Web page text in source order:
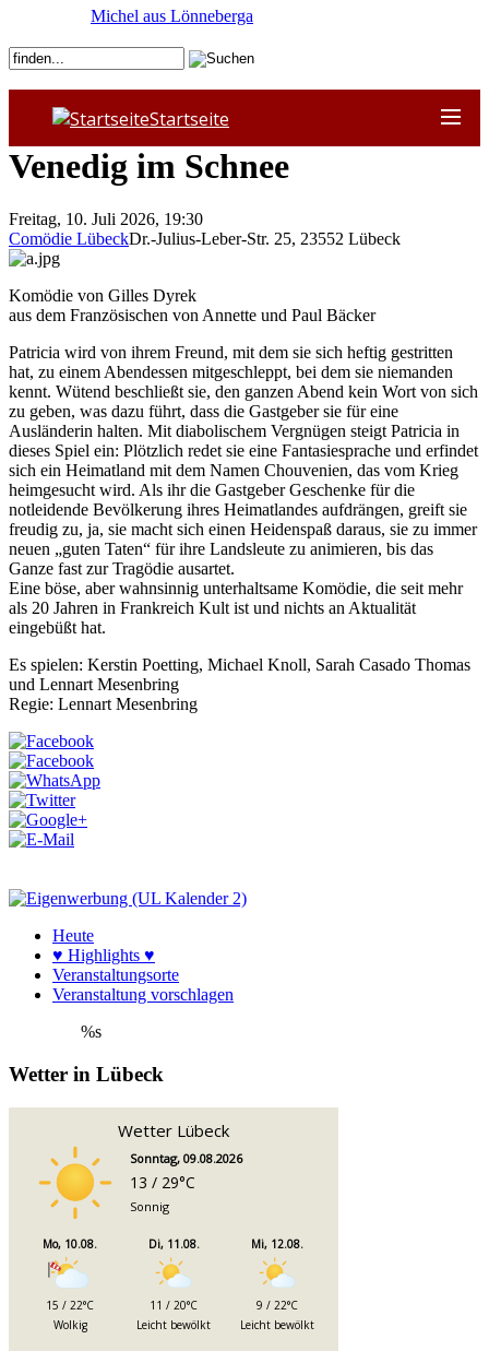
Startseite
Venedig im Schnee
Freitag, 10. Juli 2026, 19:30
Comödie LübeckDr.-Julius-Leber-Str. 25, 23552 Lübeck
Komödie von Gilles Dyrek
aus dem Französischen von Annette und Paul Bäcker
Patricia wird von ihrem Freund, mit dem sie sich heftig gestritten
hat, zu einem Abendessen mitgeschleppt, bei dem sie niemanden
kennt. Wütend beschließt sie, den ganzen Abend kein Wort von sich
zu geben, was dazu führt, dass die Gastgeber sie für eine
Ausländerin halten. Mit diabolischem Vergnügen steigt Patricia in
dieses Spiel ein: Plötzlich redet sie eine Fantasiesprache und erfindet
sich ein Heimatland mit dem Namen Chouvenien, das vom Krieg
heimgesucht wird. Als ihr die Gastgeber Geschenke für die
notleidende Bevölkerung ihres Heimatlandes aufdrängen, greift sie
freudig zu, ja, sie macht sich einen Heidenspaß daraus, sie zu immer
neuen „guten Taten“ für ihre Landsleute zu animieren, bis das
Ganze fast zur Tragödie ausartet.
Eine böse, aber wahnsinnig unterhaltsame Komödie, die seit mehr
als 20 Jahren in Frankreich Kult ist und nichts an Aktualität
eingebüßt hat.
Es spielen: Kerstin Poetting, Michael Knoll, Sarah Casado Thomas
und Lennart Mesenbring
Regie: Lennart Mesenbring
Heute
♥ Highlights ♥
Veranstaltungsorte
Veranstaltung vorschlagen
%s
Michel aus Lönneberga
Wetter in Lübeck
Wetter Lübeck
Sonntag, 09.08.2026
13 / 29°C
Sonnig
Mo, 10.08.
15 / 22°C
Wolkig
Di, 11.08.
11 / 20°C
Leicht bewölkt
Mi, 12.08.
9 / 22°C
Leicht bewölkt